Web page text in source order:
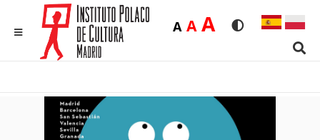
Rozmiar
ADomyślna
AŚrednia
ADużaWersja